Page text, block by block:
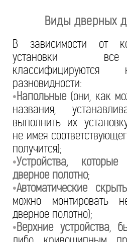
Виды дверных
В зависимости от
установки
разновидности:
•Напольные (они, как
названия,
выполнить их
не имея
получится);
•Устройства,
дверное полотно;
•Автоматические
можно монтировать
дверное полотно);
•Верхние устройства,